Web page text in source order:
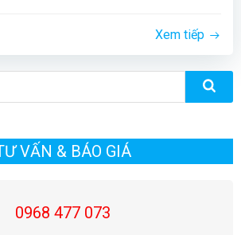
Xem tiếp
VẤN & BÁO GIÁ
0968 477 073